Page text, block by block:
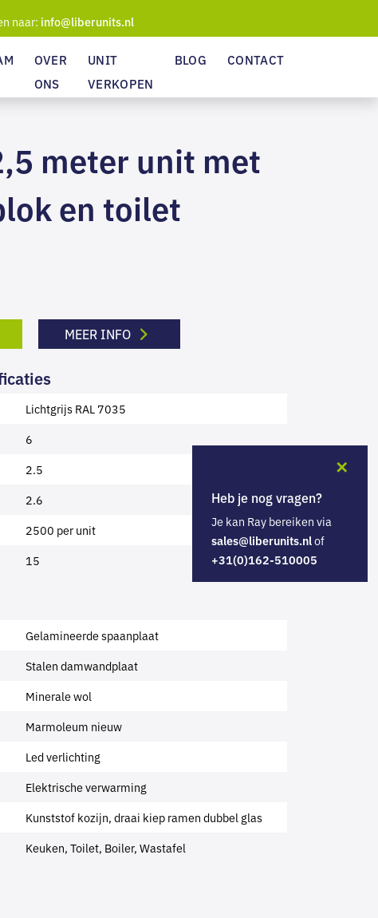
naar: info@liberunits.nl
OVER
ONS
UNIT
VERKOPEN
BLOG CONTACT
meter unit met
en toilet
MEER INFO
Lichtgrijs RAL 7035
6
2.5
2.6
2500 per unit
15
Gelamineerde spaanplaat
Stalen damwandplaat
Minerale wol
Marmoleum nieuw
Led verlichting
Elektrische verwarming
Kunststof kozijn, draai kiep ramen dubbel glas
Keuken, Toilet, Boiler, Wastafel
✕
Heb je nog vragen?
Je kan Ray bereiken via
sales@liberunits.nlof
+31(0)162-510005